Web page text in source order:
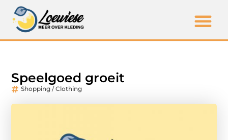
Speelgoed groeit
Shopping / Clothing